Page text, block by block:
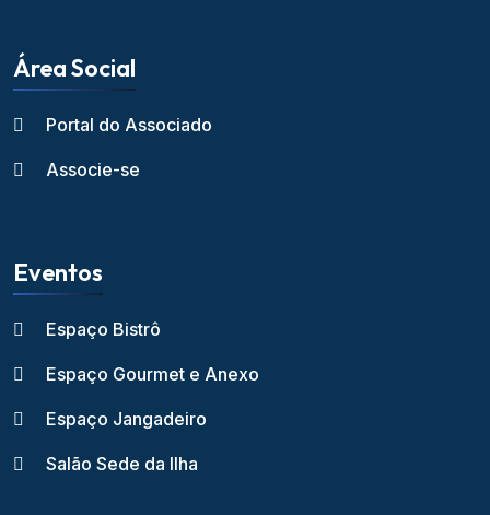
Área Social
Portal do Associado
Associe-se
Eventos
Espaço Bistrô
Espaço Gourmet e Anexo
Espaço Jangadeiro
Salão Sede da Ilha